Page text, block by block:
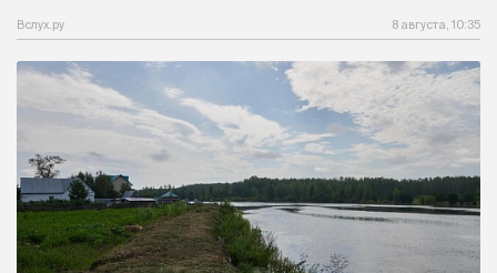
Вслух.ру 8 августа, 10:35